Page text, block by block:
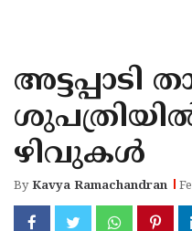
KANNUR
KASARAGOD
ഴിവുകള്‍
ByKavya Ramachandran